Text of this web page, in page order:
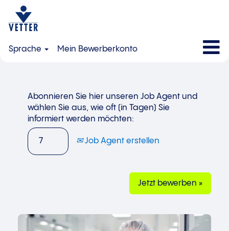
Sprache Mein Bewerberkonto
Abonnieren Sie hier unseren Job Agent und
wählen Sie aus, wie oft (in Tagen) Sie
informiert werden möchten:
Job Agent erstellen
Jetzt bewerben »